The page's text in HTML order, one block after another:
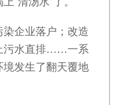
企业落户；改造
污水直排……一系
发生了翻天覆地